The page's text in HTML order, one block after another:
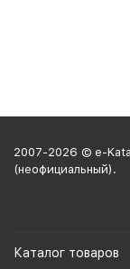
2007-2026 © e-
(неофициальный).
Каталог товаров